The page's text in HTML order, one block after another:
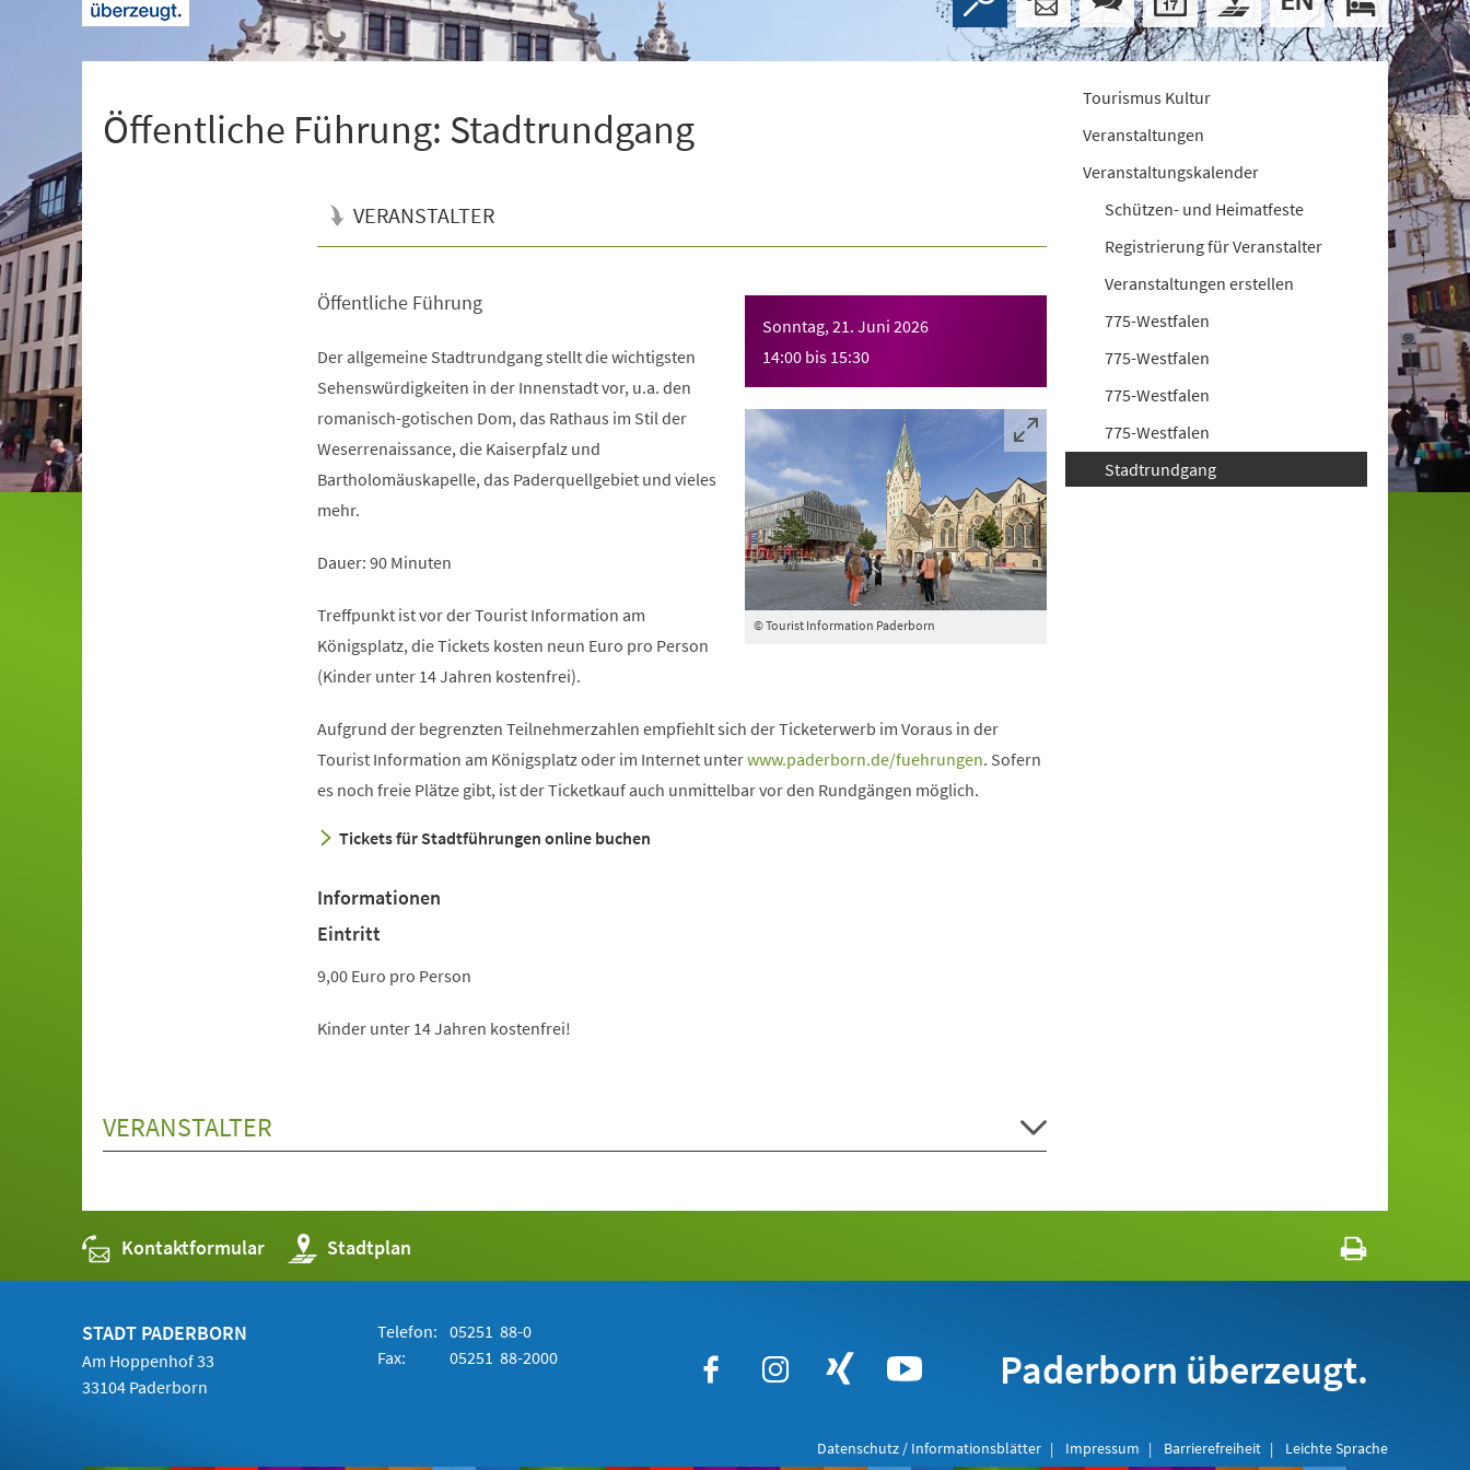
Öffentliche Führung: Stadtrundgang
VERANSTALTER
Sonntag, 21. Juni 2026
14:00 bis 15:30
Öffentliche Führung
© Tourist Information Paderborn
Der allgemeine Stadtrundgang stellt die wichtigsten
Sehenswürdigkeiten in der Innenstadt vor, u.a. den
romanisch-gotischen Dom, das Rathaus im Stil der
Weserrenaissance, die Kaiserpfalz und
Bartholomäuskapelle, das Paderquellgebiet und vieles
mehr.
Dauer: 90 Minuten
Treffpunkt ist vor der Tourist Information am
Königsplatz, die Tickets kosten neun Euro pro Person
(Kinder unter 14 Jahren kostenfrei).
Aufgrund der begrenzten Teilnehmerzahlen empfiehlt sich der Ticketerwerb im Voraus in der
Tourist Information am Königsplatz oder im Internet unterwww.paderborn.de/fuehrungen. Sofern
es noch freie Plätze gibt, ist der Ticketkauf auch unmittelbar vor den Rundgängen möglich.
Tickets für Stadtführungen online buchen
Informationen
Eintritt
9,00 Euro pro Person
Kinder unter 14 Jahren kostenfrei!
VERANSTALTER
Tourismus Kultur
Veranstaltungen
Veranstaltungskalender
Schützen- und Heimatfeste
Registrierung für Veranstalter
Veranstaltungen erstellen
775-Westfalen
775-Westfalen
775-Westfalen
775-Westfalen
Stadtrundgang
Kontaktformular Stadtplan
(Öffnet
in
einem
STADT PADERBORN
Am Hoppenhof 33
33104 Paderborn
Telefon: 05251 88-0
Fax:
05251 88-2000 Paderborn überzeugt.
Datenschutz / Informationsblätter Impressum Barrierefreiheit Leichte Sprache